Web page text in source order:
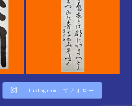
Instagram でフォロー